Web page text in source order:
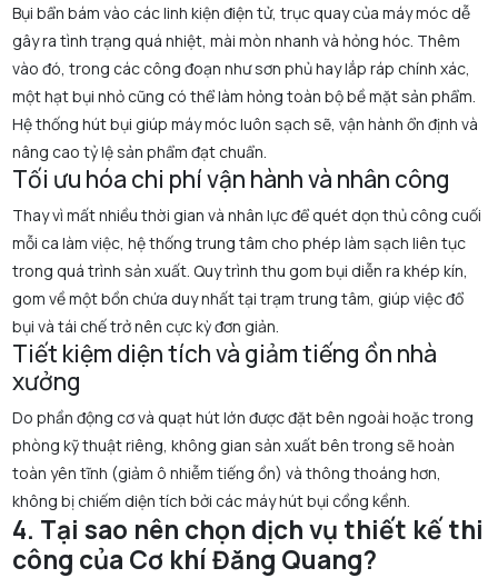
Bụi bẩn bám vào các linh kiện điện tử, trục quay của máy móc dễ
gây ra tình trạng quá nhiệt, mài mòn nhanh và hỏng hóc. Thêm
vào đó, trong các công đoạn như sơn phủ hay lắp ráp chính xác,
một hạt bụi nhỏ cũng có thể làm hỏng toàn bộ bề mặt sản phẩm.
Hệ thống hút bụi giúp máy móc luôn sạch sẽ, vận hành ổn định và
nâng cao tỷ lệ sản phẩm đạt chuẩn.
Tối ưu hóa chi phí vận hành và nhân công
Thay vì mất nhiều thời gian và nhân lực để quét dọn thủ công cuối
mỗi ca làm việc, hệ thống trung tâm cho phép làm sạch liên tục
trong quá trình sản xuất. Quy trình thu gom bụi diễn ra khép kín,
gom về một bồn chứa duy nhất tại trạm trung tâm, giúp việc đổ
bụi và tái chế trở nên cực kỳ đơn giản.
Tiết kiệm diện tích và giảm tiếng ồn nhà
xưởng
Do phần động cơ và quạt hút lớn được đặt bên ngoài hoặc trong
phòng kỹ thuật riêng, không gian sản xuất bên trong sẽ hoàn
toàn yên tĩnh (giảm ô nhiễm tiếng ồn) và thông thoáng hơn,
không bị chiếm diện tích bởi các máy hút bụi cồng kềnh.
4. Tại sao nên chọn dịch vụ thiết kế thi
công của Cơ khí Đăng Quang?